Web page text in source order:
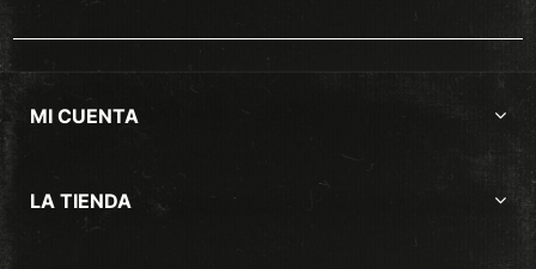
MI CUENTA
LA TIENDA